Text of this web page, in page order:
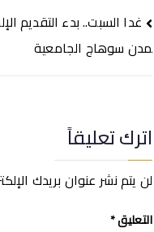
تصفّح
المقالات
غدا السبت.. بدء التقديم
مدن سوهاج الجامعية
اترك تعليقاً
لن يتم نشر عنوان بريدك
التعليق*